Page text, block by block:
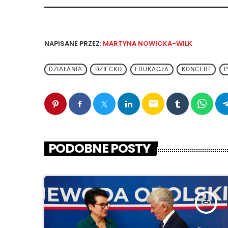
NAPISANE PRZEZ: MARTYNA NOWICKA-WILK
DZIAŁANIA DZIECKO EDUKACJA KONCERT
email
PODOBNE POSTY
insert_link